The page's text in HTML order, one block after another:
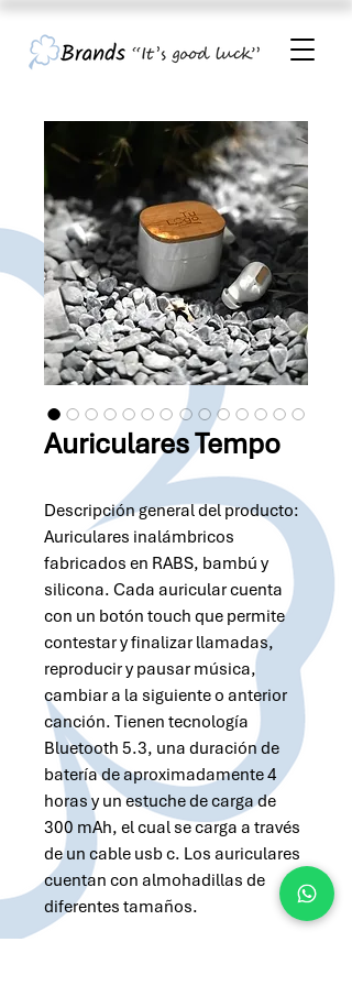
Auriculares Tempo
Descripción general del producto:
Auriculares inalámbricos
fabricados en RABS, bambú y
silicona. Cada auricular cuenta
con un botón touch que permite
contestar y finalizar llamadas,
reproducir y pausar música,
cambiar a la siguiente o anterior
canción. Tienen tecnología
Bluetooth 5.3, una duración de
batería de aproximadamente 4
horas y un estuche de carga de
300 mAh, el cual se carga a través
de un cable usb c. Los auriculares
cuentan con almohadillas de
diferentes tamaños.